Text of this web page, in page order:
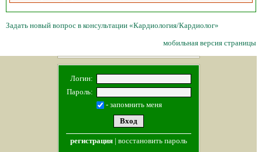
Задать новый вопрос в консультации «Кардиология/Кардиолог»
мобильная версия страницы
Логин:
Пароль:
- запомнить меня
регистрация| восстановить пароль